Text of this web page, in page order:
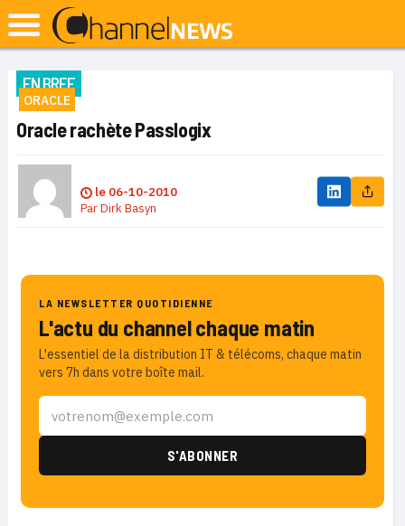
EN BREF
ORACLE
Oracle rachète Passlogix
le 06-10-2010
ParDirk Basyn
LA NEWSLETTER QUOTIDIENNE
L'actu du channel chaque matin
L'essentiel de la distribution IT & télécoms, chaque matin
vers 7h dans votre boîte mail.